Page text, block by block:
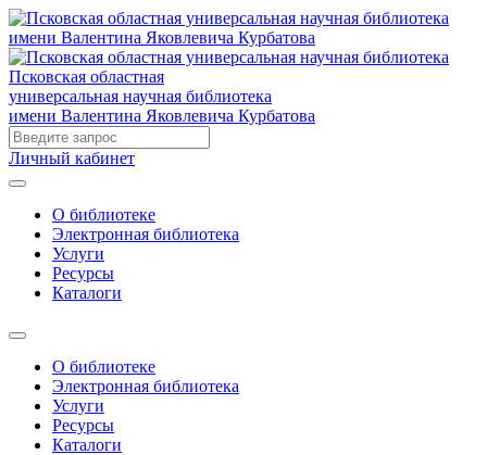
Псковская областная
универсальная научная библиотека
имени Валентина Яковлевича Курбатова
Личный кабинет
О библиотеке
Электронная библиотека
Услуги
Ресурсы
Каталоги
О библиотеке
Электронная библиотека
Услуги
Ресурсы
Каталоги